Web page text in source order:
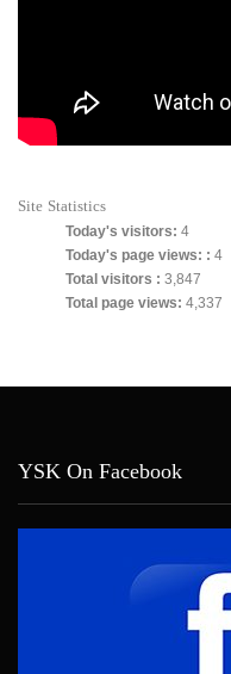
Site Statistics
Today's visitors: 4
Today's page views: : 4
Total visitors : 3,847
Total page views: 4,337
YSK On Facebook